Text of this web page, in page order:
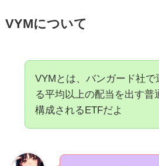
VYMについて
VYMとは、バンガード社で
る平均以上の配当を出す普
構成されるETFだよ